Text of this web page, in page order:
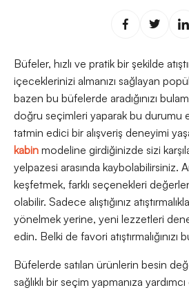
Büfeler, hızlı ve pratik bir şekilde
içeceklerinizi almanızı sağlayan
bazen bu büfelerde aradığınızı
doğru seçimleri yaparak bu durumu
tatmin edici bir alışveriş deneyimi
kabin modeline girdiğinizde sizi
yelpazesi arasında kaybolabilirsiniz.
keşfetmek, farklı seçenekleri
olabilir. Sadece alıştığınız
yönelmek yerine, yeni lezzetleri
edin. Belki de favori atıştırmalığınızı
Büfelerde satılan ürünlerin besin
sağlıklı bir seçim yapmanıza